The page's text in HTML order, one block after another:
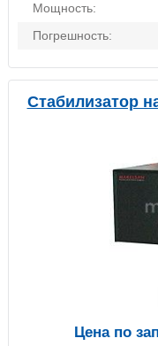
Мощность:
Погрешность:
Стабилизатор
Цена по